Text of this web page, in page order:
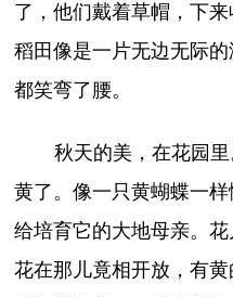
了，他们戴着草帽，下
稻田像是一片无边无际
都笑弯了腰。
秋天的美，在花园
黄了。像一只黄蝴蝶一
给培育它的大地母亲。
花在那儿竟相开放，有